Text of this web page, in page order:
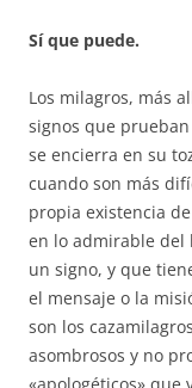
Sí que puede.
Los milagros, más
signos que
se encierra en su
cuando son más
propia existencia
en lo admirable del
un signo, y que
el mensaje o la
son los
asombrosos y no